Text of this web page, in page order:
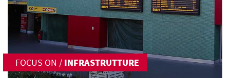
FOCUS ON / INFRASTRUTTURE